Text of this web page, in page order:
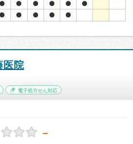
医院
電子処方せん対応
－